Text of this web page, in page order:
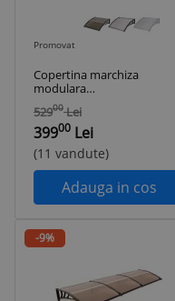
Promovat
Copertina marchiza
modulara
360x80cm Negru
Maro Gri
Policarbonat clar
fumuriu
52900 Lei
39900 Lei
(11 vandute)
Adauga in cos
-9%